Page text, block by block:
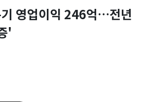
영업이익 246억…전년
'